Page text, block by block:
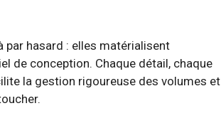
par hasard : elles matérialisent
de conception. Chaque détail, chaque
la gestion rigoureuse des volumes et